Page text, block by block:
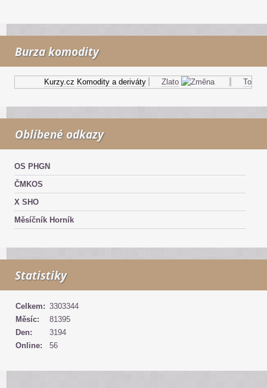
Burza komodity
Kurzy.cz Komodity a deriváty Zlato Topný
Oblíbené odkazy
OS PHGN
ČMKOS
X SHO
Měsíčník Horník
Statistiky
Online: 56
Celkem: 3303344
Měsíc:
81395
Den:
3194